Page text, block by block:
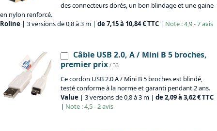
des connecteurs dorés, un bon blindage et une gaine
en nylon renforcé.
Roline | 3 versions de 0,8 à 3 m | de 7,15 à 10,84 € TTC | Note : 4,9 - 7 avis
Câble USB 2.0, A / Mini B 5 broches,
premier prix / 33
Ce cordon USB 2.0 A / Mini B 5 broches est blindé,
testé conforme à la norme et garanti pendant 2 ans.
Value | 3 versions de 0,8 à 3 m | de 2,09 à 3,62 € TTC
| Note : 4,5 - 2 avis